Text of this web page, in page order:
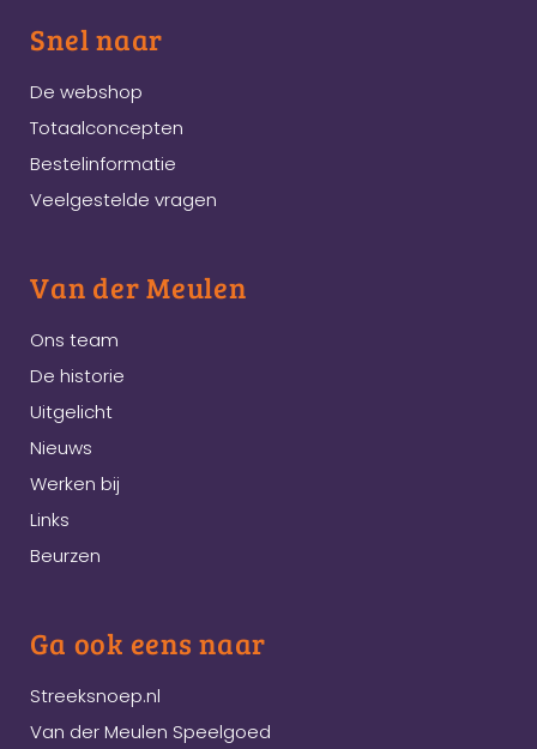
Snel naar
De webshop
Totaalconcepten
Bestelinformatie
Veelgestelde vragen
Van der Meulen
Ons team
De historie
Uitgelicht
Nieuws
Werken bij
Links
Beurzen
Ga ook eens naar
Streeksnoep.nl
Van der Meulen Speelgoed